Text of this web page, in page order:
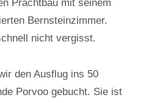
Prachtbau mit seinem
Bernsteinzimmer.
nicht vergisst.
den Ausflug ins 50
Porvoo gebucht. Sie ist